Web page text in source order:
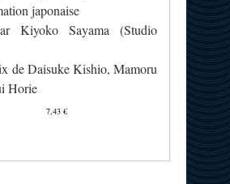
japonaise
Kiyoko Sayama (Studio
de Daisuke Kishio, Mamoru
Horie
7,43 €